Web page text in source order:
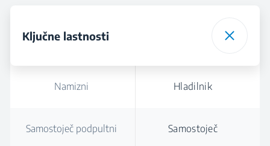
Ključne lastnosti
Namizni Hladilnik
Samostoječ podpultni Samostoječ